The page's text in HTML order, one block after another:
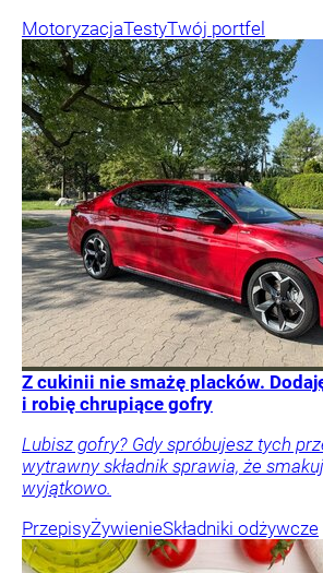
MotoryzacjaTestyTwój portfel
Z cukinii nie smażę placków.
i robię chrupiące gofry
Lubisz gofry? Gdy spróbujesz tych
wytrawny składnik sprawia, że
wyjątkowo.
PrzepisyŻywienieSkładniki odżywcze